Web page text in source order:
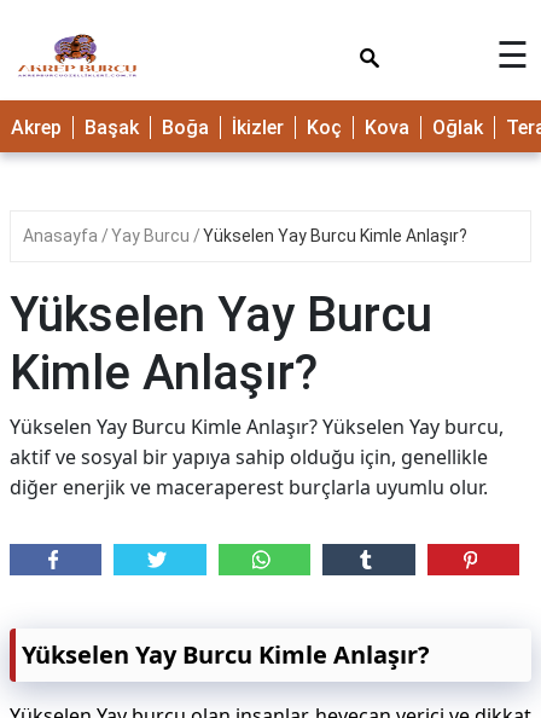
☰
Akrep Başak Boğa İkizler Koç Kova Oğlak
Anasayfa Yay Burcu Yükselen Yay Burcu Kimle Anlaşır?
Yükselen Yay Burcu
Kimle Anlaşır?
Yükselen Yay Burcu Kimle Anlaşır? Yükselen Yay burcu,
aktif ve sosyal bir yapıya sahip olduğu için, genellikle
diğer enerjik ve maceraperest burçlarla uyumlu olur.
Yükselen Yay Burcu Kimle Anlaşır?